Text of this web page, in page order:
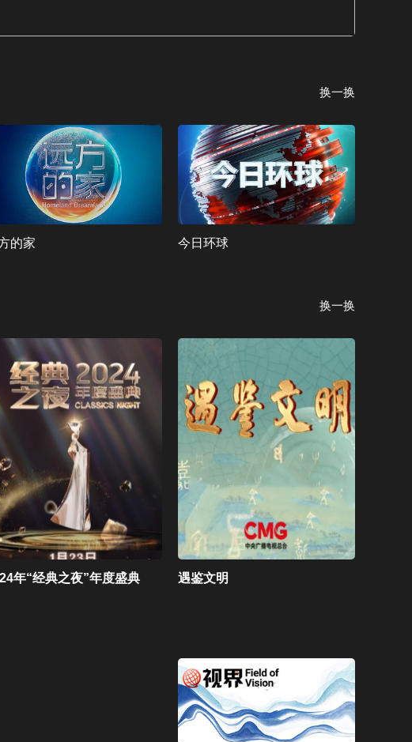
换一换
的家 今日环球
换一换
年“经典之夜”年度盛典 遇鉴文明